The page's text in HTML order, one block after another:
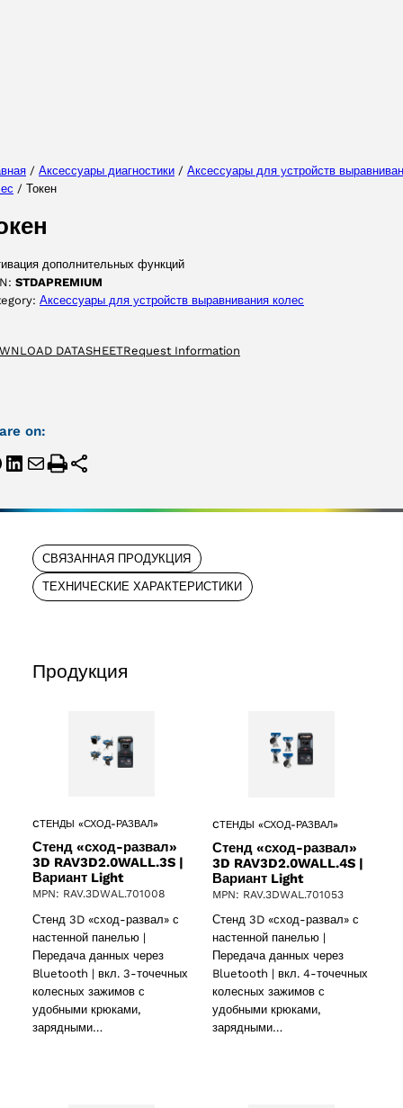
/ Аксессуары диагностики / Аксессуары для yстройств
/ Токен
дополнительных функций
STDAPREMIUM
Аксессуары для yстройств выравнивания колес
DATASHEETRequest Information
on:
СВЯЗАННАЯ ПРОДУКЦИЯ
ТЕХНИЧЕСКИЕ ХАРАКТЕРИСТИКИ
Продукция
CТЕНДЫ «СХОД-РАЗВАЛ»
Стенд «сход-развал»
3D RAV3D2.0WALL.3S |
Вариант Light
MPN: RAV.3DWAL.701008
Стенд 3D «сход-развал» с
настенной панелью |
Передача данных через
Bluetooth | вкл. 3-точечных
колесных зажимов с
удобными крюками,
зарядными…
CТЕНДЫ «СХОД-РАЗВАЛ»
Стенд «сход-развал»
3D RAV3D2.0WALL.4S |
Вариант Light
MPN: RAV.3DWAL.701053
Стенд 3D «сход-развал» с
настенной панелью |
Передача данных через
Bluetooth | вкл. 4-точечных
колесных зажимов с
удобными крюками,
зарядными…